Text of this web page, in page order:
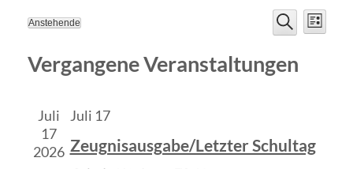
Suche
Suche
Liste
Anstehende
wählen.
Vergangene Veranstaltungen
Juli
17
2026
Juli 17
Zeugnisausgabe/Letzter Schultag